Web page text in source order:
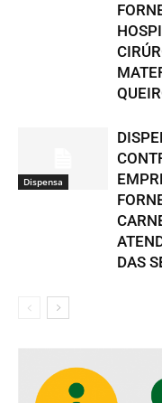
Dispensa
DAS